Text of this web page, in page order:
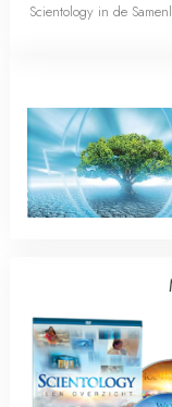
Scientology in de